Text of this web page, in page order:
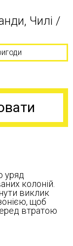
Чилі /
уряд
колоній.
виклик
щоб
втратою